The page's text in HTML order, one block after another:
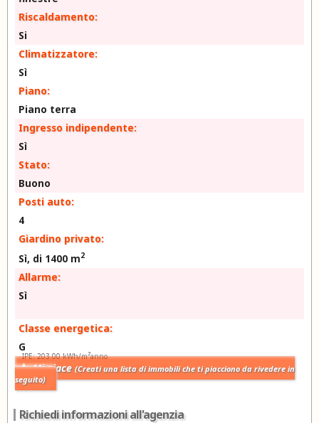
Riscaldamento:
Si
Climatizzatore:
Sì
Piano:
Piano terra
Ingresso indipendente:
Sì
Stato:
Buono
Posti auto:
4
Giardino privato:
Sì, di 1400 m2
Allarme:
Sì
Classe energetica:
G
IPE: 203.00 kWh/m2anno
Mi piace (Creati una lista di immobili che ti piacciono da rivedere in
seguito)
Richiedi informazioni all'agenzia